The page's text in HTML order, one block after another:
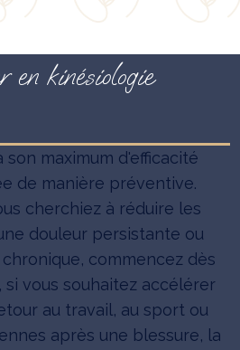
en kinésiologie
maximum d'efficacité
de manière préventive.
cherchiez à réduire les
douleur persistante ou
commencez dès
si vous souhaitez accélérer
au travail, au sport ou
après une blessure, la